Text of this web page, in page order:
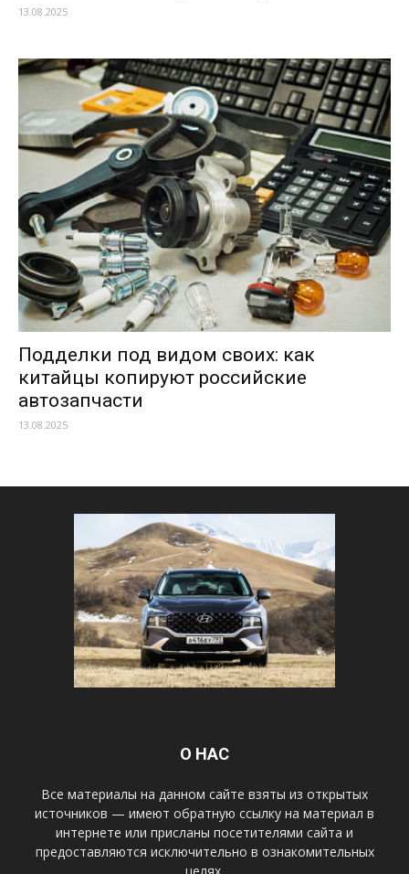
13.08.2025
Подделки под видом своих: как
китайцы копируют российские
автозапчасти
13.08.2025
О НАС
Все материалы на данном сайте взяты из открытых
источников — имеют обратную ссылку на материал в
интернете или присланы посетителями сайта и
предоставляются исключительно в ознакомительных